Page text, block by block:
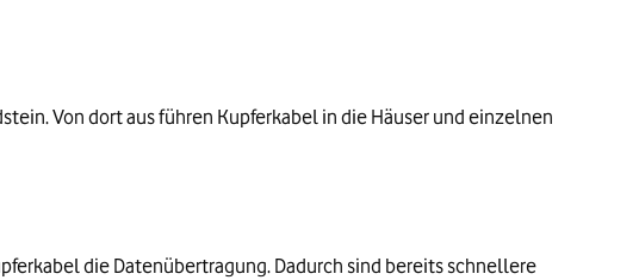
Von dort aus führen Kupferkabel in die Häuser und einzelnen
die Datenübertragung. Dadurch sind bereits schnellere